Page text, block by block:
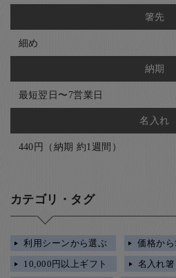
箸先
細め
納期
最短翌日〜7営業日
名入れ
440円（納期 約1週間）
カテゴリ・タグ
利用シーンから選ぶ
価格か
10,000円以上ギフト
名入れ箸